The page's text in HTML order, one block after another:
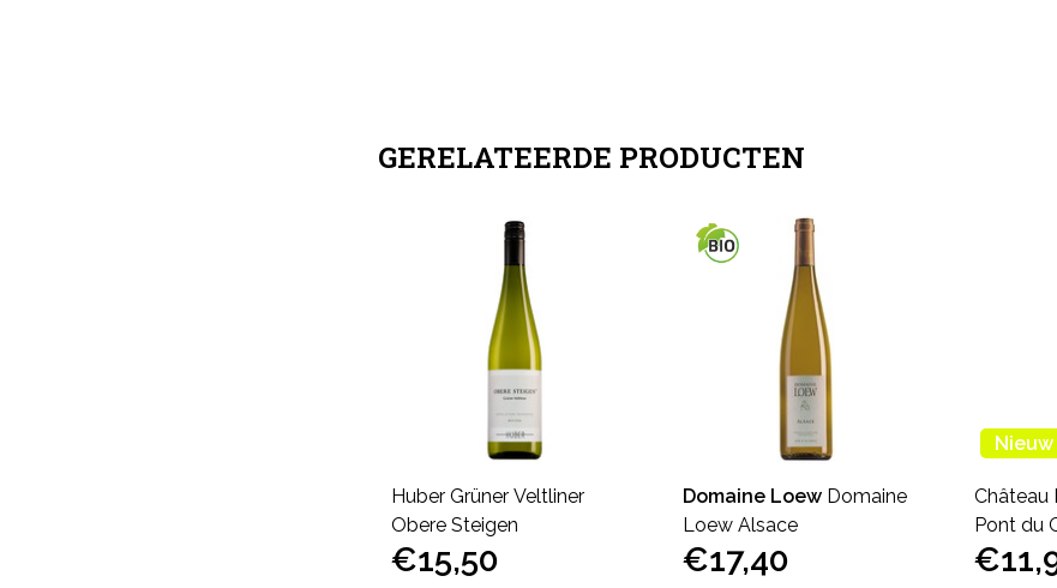
GERELATEERDE PRODUCTEN
Huber Grüner Veltliner
Obere Steigen
€15,50
Domaine Loew Domaine
Loew Alsace
€17,40
Nieuw
Château
Pont du